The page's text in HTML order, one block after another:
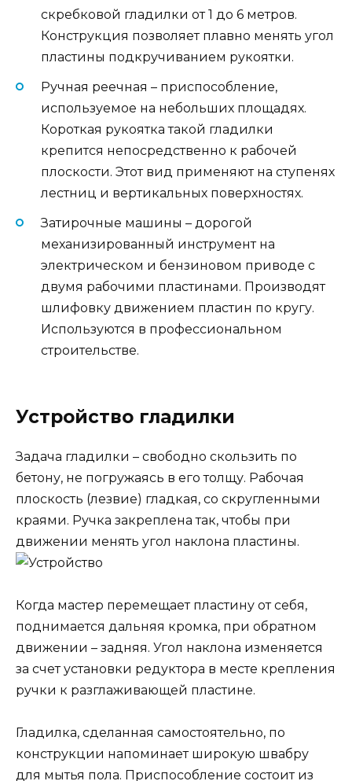
скребковой гладилки от 1 до 6 метров.
Конструкция позволяет плавно менять угол
пластины подкручиванием рукоятки.
Ручная реечная – приспособление,
используемое на небольших площадях.
Короткая рукоятка такой гладилки
крепится непосредственно к рабочей
плоскости. Этот вид применяют на ступенях
лестниц и вертикальных поверхностях.
Затирочные машины – дорогой
механизированный инструмент на
электрическом и бензиновом приводе с
двумя рабочими пластинами. Производят
шлифовку движением пластин по кругу.
Используются в профессиональном
строительстве.
Устройство гладилки
Задача гладилки – свободно скользить по
бетону, не погружаясь в его толщу. Рабочая
плоскость (лезвие) гладкая, со скругленными
краями. Ручка закреплена так, чтобы при
движении менять угол наклона пластины.
Когда мастер перемещает пластину от себя,
поднимается дальняя кромка, при обратном
движении – задняя. Угол наклона изменяется
за счет установки редуктора в месте крепления
ручки к разглаживающей пластине.
Гладилка, сделанная самостоятельно, по
конструкции напоминает широкую швабру
для мытья пола. Приспособление состоит из